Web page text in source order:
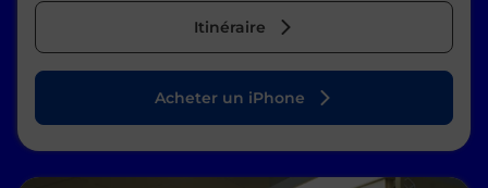
Itinéraire
Acheter un iPhone